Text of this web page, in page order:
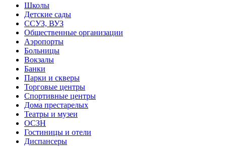
Школы
Детские сады
ССУЗ, ВУЗ
Общественные организации
Аэропорты
Больницы
Вокзалы
Банки
Парки и скверы
Торговые центры
Спортивные центры
Дома престарелых
Театры и музеи
ОСЗН
Гостиницы и отели
Диспансеры